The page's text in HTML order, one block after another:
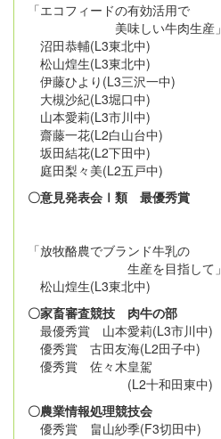
「エコフィードの有効活用で
美味しい牛肉生産」
沼田恭輔(L3東北中)
松山煌生(L3東北中)
伊藤ひより(L3三沢一中)
大槻沙紀(L3堀口中)
山本愛莉(L3市川中)
齋藤一花(L2白山台中)
坂田結花(L2下田中)
庭田梨々美(L2五戸中)
〇意見発表会Ⅰ類 最優秀賞
「放牧酪農でブランド牛乳の
生産を目指して」
松山煌生(L3東北中)
〇家畜審査競技 肉牛の部
最優秀賞 山本愛莉(L3市川中)
優秀賞 古田友海(L2田子中)
優秀賞 佐々木皇駕
(L2十和田東中)
〇農業情報処理競技会
優秀賞 畠山紗季(F3切田中)